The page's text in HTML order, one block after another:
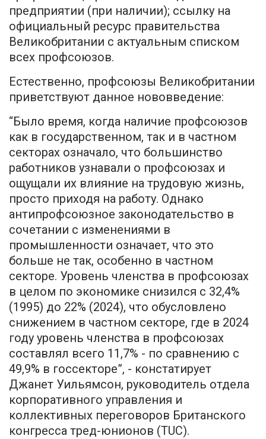
предприятии (при наличии); ссылку на
официальный ресурс правительства
Великобритании с актуальным списком
всех профсоюзов.
Естественно, профсоюзы Великобритании
приветствуют данное нововведение:
“Было время, когда наличие профсоюзов
как в государственном, так и в частном
секторах означало, что большинство
работников узнавали о профсоюзах и
ощущали их влияние на трудовую жизнь,
просто приходя на работу. Однако
антипрофсоюзное законодательство в
сочетании с изменениями в
промышленности означает, что это
больше не так, особенно в частном
секторе. Уровень членства в профсоюзах
в целом по экономике снизился с 32,4%
(1995) до 22% (2024), что обусловлено
снижением в частном секторе, где в 2024
году уровень членства в профсоюзах
составлял всего 11,7% - по сравнению с
49,9% в госсекторе”, - констатирует
Джанет Уильямсон, руководитель отдела
корпоративного управления и
коллективных переговоров Британского
конгресса тред-юнионов (TUC).